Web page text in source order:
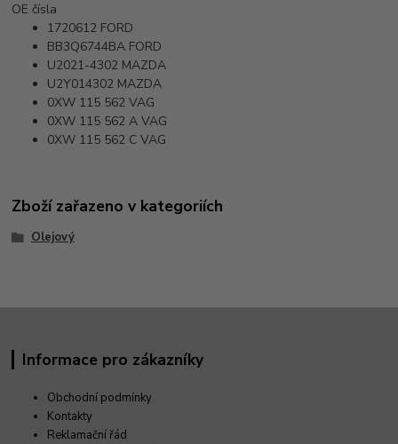
OE čísla
1720612 FORD
BB3Q6744BA FORD
U2021-4302 MAZDA
U2Y014302 MAZDA
0XW 115 562 VAG
0XW 115 562 AVAG
0XW 115 562 CVAG
Zboží zařazeno v kategoriích
Olejový
Informace pro zákazníky
Obchodní podmínky
Kontakty
Reklamační řád